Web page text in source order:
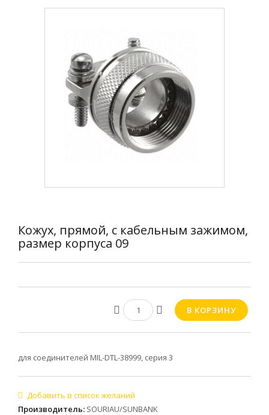
Кожух, прямой, с кабельным зажимом,
размер корпуса 09
для соединителей MIL-DTL-38999, серия 3
Производитель: SOURIAU/SUNBANK